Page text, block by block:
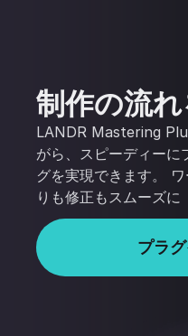
制作の流
LANDR Mastering
がら、スピーディーに
グを実現できます。
りも修正もスムーズに
プラ